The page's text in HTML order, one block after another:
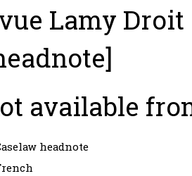
Lamy Droit
available
headnote